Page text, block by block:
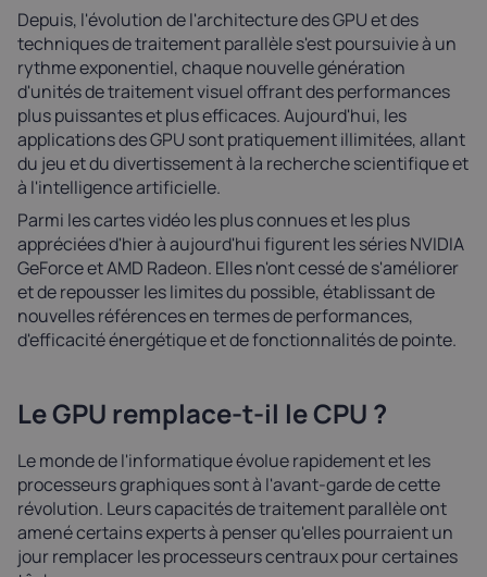
Depuis, l'évolution de l'architecture des GPU et des
techniques de traitement parallèle s'est poursuivie à un
rythme exponentiel, chaque nouvelle génération
d'unités de traitement visuel offrant des performances
plus puissantes et plus efficaces. Aujourd'hui, les
applications des GPU sont pratiquement illimitées, allant
du jeu et du divertissement à la recherche scientifique et
à l'intelligence artificielle.
Parmi les cartes vidéo les plus connues et les plus
appréciées d'hier à aujourd'hui figurent les séries NVIDIA
GeForce et AMD Radeon. Elles n'ont cessé de s'améliorer
et de repousser les limites du possible, établissant de
nouvelles références en termes de performances,
d'efficacité énergétique et de fonctionnalités de pointe.
Le GPU remplace-t-il le CPU ?
Le monde de l'informatique évolue rapidement et les
processeurs graphiques sont à l'avant-garde de cette
révolution. Leurs capacités de traitement parallèle ont
amené certains experts à penser qu'elles pourraient un
jour remplacer les processeurs centraux pour certaines